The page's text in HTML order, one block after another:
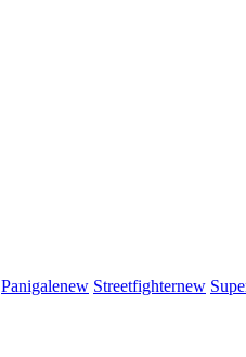
Panigalenew Streetfighternew